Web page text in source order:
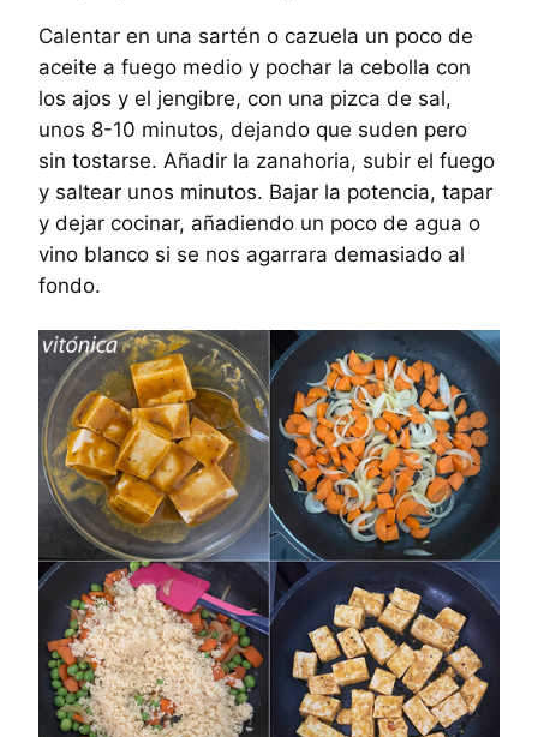
Calentar en una sartén o cazuela un poco de
aceite a fuego medio y pochar la cebolla con
los ajos y el jengibre, con una pizca de sal,
unos 8-10 minutos, dejando que suden pero
sin tostarse. Añadir la zanahoria, subir el fuego
y saltear unos minutos. Bajar la potencia, tapar
y dejar cocinar, añadiendo un poco de agua o
vino blanco si se nos agarrara demasiado al
fondo.